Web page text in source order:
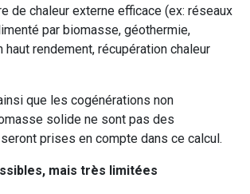
de chaleur externe efficace (ex: réseaux
par biomasse, géothermie,
haut rendement, récupération chaleur
que les cogénérations non
solide ne sont pas des
prises en compte dans ce calcul.
mais très limitées